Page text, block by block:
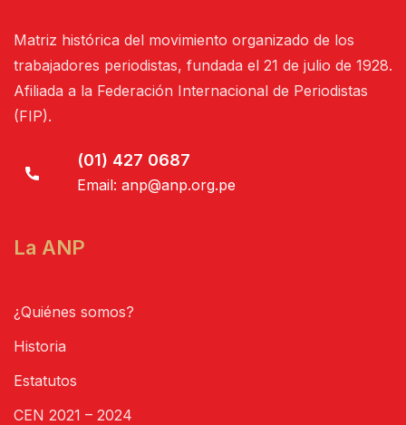
Matriz histórica del movimiento organizado de los
trabajadores periodistas, fundada el 21 de julio de 1928.
Afiliada a la Federación Internacional de Periodistas
(FIP).
(01) 427 0687
Email: anp@anp.org.pe
La ANP
¿Quiénes somos?
Historia
Estatutos
CEN 2021 – 2024